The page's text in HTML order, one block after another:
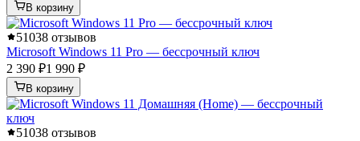
В корзину
51038 отзывов
Microsoft Windows 11 Pro — бессрочный ключ
2 390 ₽1 990 ₽
В корзину
51038 отзывов